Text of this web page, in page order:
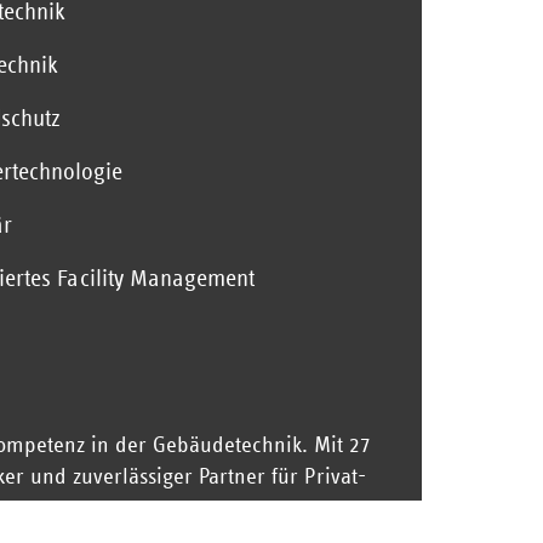
Facility Management
in der Gebäudetechnik. Mit 27
und zuverlässiger Partner für Privat-